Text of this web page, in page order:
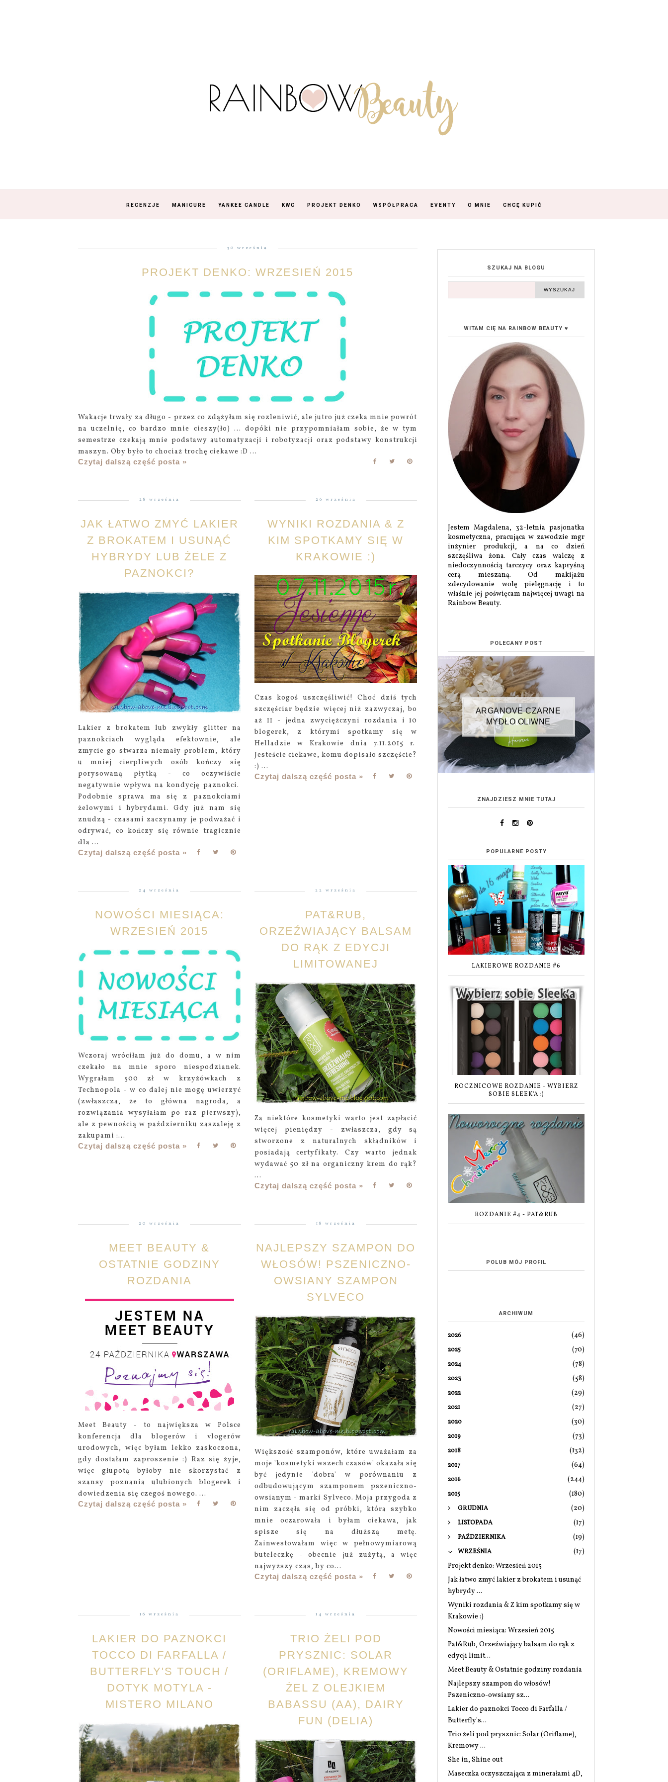
RECENZJE MANICURE YANKEE CANDLE KWC PROJEKT DENKO WSPÓŁPRACA EVENTY O MNIE CHCĘ KUPIĆ
30 września
PROJEKT DENKO: WRZESIEŃ 2015
Wakacje trwały za długo - przez co zdążyłam się rozleniwić, ale jutro już czeka mnie powrót
na uczelnię, co bardzo mnie cieszy(ło) ... dopóki nie przypomniałam sobie, że w tym
semestrze czekają mnie podstawy automatyzacji i robotyzacji oraz podstawy konstrukcji
maszyn. Oby było to chociaż trochę ciekawe :D ...
Czytaj dalszą część posta »
28 września
JAK ŁATWO ZMYĆ LAKIER
Z BROKATEM I USUNĄĆ
HYBRYDY LUB ŻELE Z
PAZNOKCI?
Lakier z brokatem lub zwykły glitter na
paznokciach wygląda efektownie, ale
zmycie go stwarza niemały problem, który
u mniej cierpliwych osób kończy się
porysowaną płytką - co oczywiście
negatywnie wpływa na kondycję paznokci.
Podobnie sprawa ma się z paznokciami
żelowymi i hybrydami. Gdy już nam się
znudzą - czasami zaczynamy je podważać i
odrywać, co kończy się równie tragicznie
dla ...
Czytaj dalszą część posta »
26 września
WYNIKI ROZDANIA & Z
KIM SPOTKAMY SIĘ W
KRAKOWIE :)
Czas kogoś uszczęśliwić! Choć dziś tych
szczęściar będzie więcej niż zazwyczaj, bo
aż 11 - jedna zwyciężczyni rozdania i 10
blogerek, z którymi spotkamy się w
Helladzie w Krakowie dnia 7.11.2015 r.
Jesteście ciekawe, komu dopisało szczęście?
:) ...
Czytaj dalszą część posta »
24 września
NOWOŚCI MIESIĄCA:
WRZESIEŃ 2015
Wczoraj wróciłam już do domu, a w nim
czekało na mnie sporo niespodzianek.
Wygrałam 500 zł w krzyżówkach z
Technopola - w co dalej nie mogę uwierzyć
(zwłaszcza, że to główna nagroda, a
rozwiązania wysyłałam po raz pierwszy),
ale z pewnością w październiku zaszaleję z
zakupami :...
Czytaj dalszą część posta »
22 września
PAT&RUB,
ORZEŹWIAJĄCY BALSAM
DO RĄK Z EDYCJI
LIMITOWANEJ
Za niektóre kosmetyki warto jest zapłacić
więcej pieniędzy - zwłaszcza, gdy są
stworzone z naturalnych składników i
posiadają certyfikaty. Czy warto jednak
wydawać 50 zł na organiczny krem do rąk?
...
Czytaj dalszą część posta »
20 września
MEET BEAUTY &
OSTATNIE GODZINY
ROZDANIA
Meet Beauty - to największa w Polsce
konferencja dla blogerów i vlogerów
urodowych, więc byłam lekko zaskoczona,
gdy dostałam zaproszenie :) Raz się żyje,
więc głupotą byłoby nie skorzystać z
szansy poznania ulubionych blogerek i
dowiedzenia się czegoś nowego. ...
Czytaj dalszą część posta »
18 września
NAJLEPSZY SZAMPON DO
WŁOSÓW! PSZENICZNO-
OWSIANY SZAMPON
SYLVECO
Większość szamponów, które uważałam za
moje 'kosmetyki wszech czasów' okazała się
być jedynie 'dobra' w porównaniu z
odbudowującym szamponem pszeniczno-
owsianym - marki Sylveco. Moja przygoda z
nim zaczęła się od próbki, która szybko
mnie oczarowała i byłam ciekawa, jak
spisze się na dłuższą metę.
Zainwestowałam więc w pełnowymiarową
buteleczkę - obecnie już zużytą, a więc
najwyższy czas, by co...
Czytaj dalszą część posta »
16 września
LAKIER DO PAZNOKCI
TOCCO DI FARFALLA /
BUTTERFLY'S TOUCH /
DOTYK MOTYLA -
MISTERO MILANO
14 września
TRIO ŻELI POD
PRYSZNIC: SOLAR
(ORIFLAME), KREMOWY
ŻEL Z OLEJKIEM
BABASSU (AA), DAIRY
FUN (DELIA)
SZUKAJ NA BLOGU
WITAM CIĘ NA RAINBOW BEAUTY ♥
Jestem Magdalena, 32-letnia pasjonatka
kosmetyczna, pracująca w zawodzie mgr
inżynier produkcji, a na co dzień
szczęśliwa żona. Cały czas walczę z
niedoczynnością tarczycy oraz kapryśną
cerą mieszaną. Od makijażu
zdecydowanie wolę pielęgnację i to
właśnie jej poświęcam najwięcej uwagi na
Rainbow Beauty.
POLECANY POST
ARGANOVE CZARNE
MYDŁO OLIWNE
ZNAJDZIESZ MNIE TUTAJ
POPULARNE POSTY
LAKIEROWE ROZDANIE #6
ROCZNICOWE ROZDANIE - WYBIERZ
SOBIE SLEEK'A :)
ROZDANIE #4 - PAT&RUB
POLUB MÓJ PROFIL
ARCHIWUM
2026 (46)
2025 (70)
2024 (78)
2023 (58)
2022 (29)
2021 (27)
2020 (30)
2019 (73)
2018 (132)
2017 (64)
2016 (244)
2015 (180)
GRUDNIA (20)
LISTOPADA (17)
PAŹDZIERNIKA (19)
WRZEŚNIA
(17)
Projekt denko: Wrzesień 2015
Jak łatwo zmyć lakier z brokatem i usunąć
hybrydy ...
Wyniki rozdania & Z kim spotkamy się w
Krakowie :)
Nowości miesiąca: Wrzesień 2015
Pat&Rub, Orzeźwiający balsam do rąk z
edycji limit...
Meet Beauty & Ostatnie godziny rozdania
Najlepszy szampon do włosów!
Pszeniczno-owsiany sz...
Lakier do paznokci Tocco di Farfalla /
Butterfly's...
Trio żeli pod prysznic: Solar (Oriflame),
Kremowy ...
She in, Shine out
Maseczka oczyszczająca z minerałami 4D,